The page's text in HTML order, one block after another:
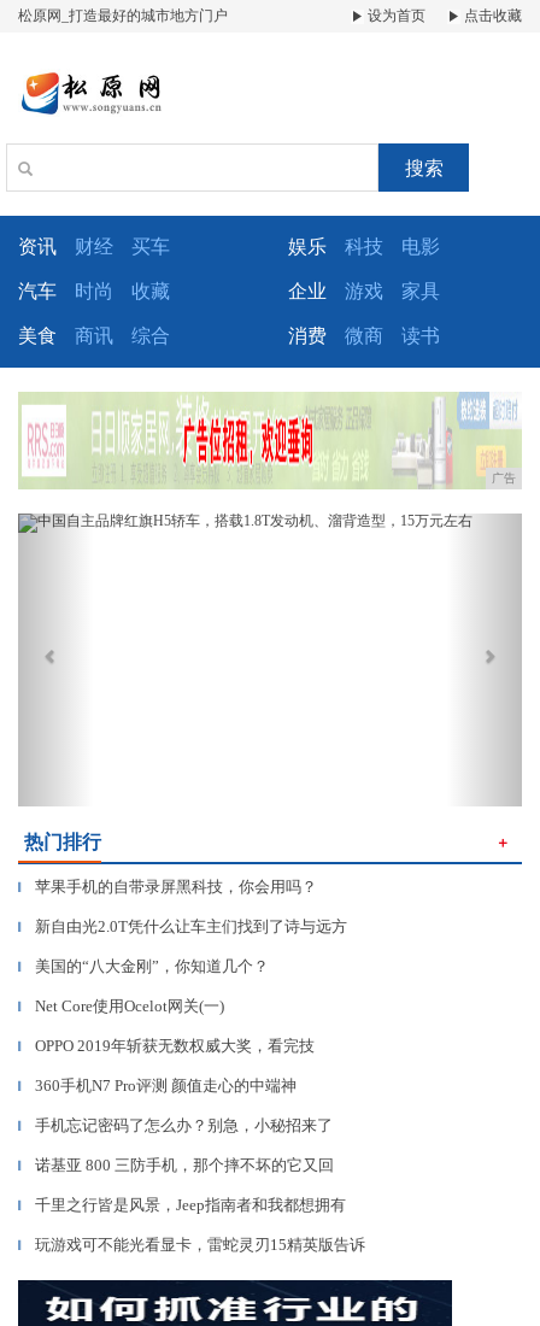
松原网_打造最好的城市地方门户 设为首页 点击收藏
搜索
资讯 财经 买车 娱乐 科技 电影
汽车 时尚 收藏 企业 游戏 家具
美食 商讯 综合 消费 微商 读书
广告
Previous
热门排行 ＋
▎ 苹果手机的自带录屏黑科技，你会用吗？
▎ 新自由光2.0T凭什么让车主们找到了诗与远方
▎ 美国的“八大金刚”，你知道几个？
▎ Net Core使用Ocelot网关(一)
▎ OPPO 2019年斩获无数权威大奖，看完技
▎ 360手机N7 Pro评测 颜值走心的中端神
▎ 手机忘记密码了怎么办？别急，小秘招来了
▎ 诺基亚 800 三防手机，那个摔不坏的它又回
▎ 千里之行皆是风景，Jeep指南者和我都想拥有
▎ 玩游戏可不能光看显卡，雷蛇灵刃15精英版告诉